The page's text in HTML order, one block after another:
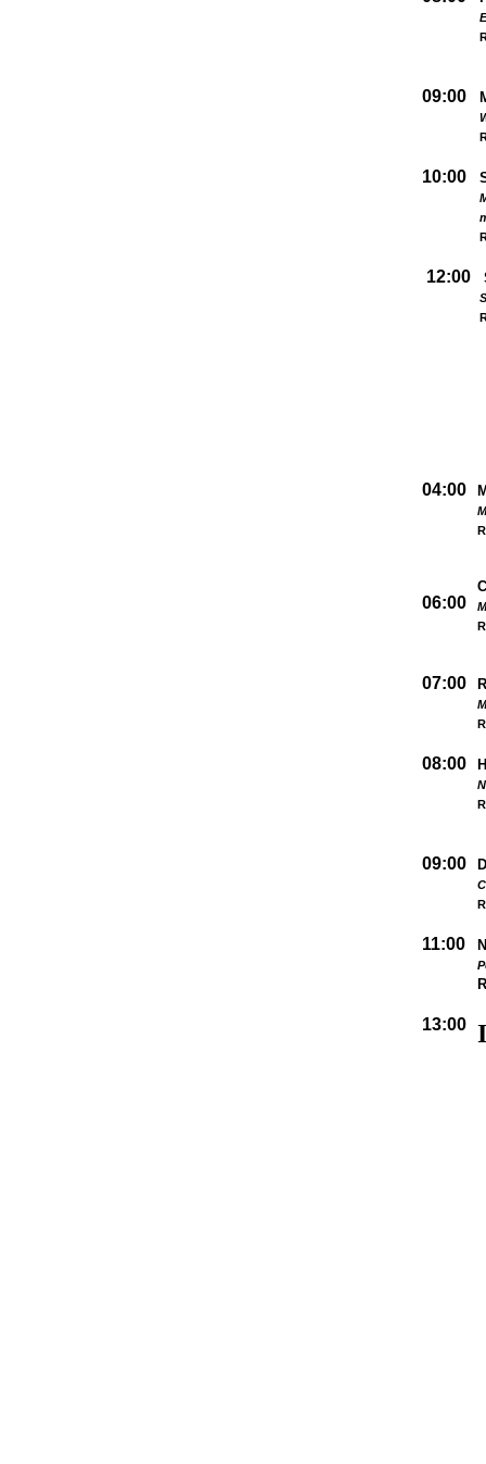
09:00
10:00
12:00
04:00
06:00
07:00
08:00
09:00
11:00
13:00